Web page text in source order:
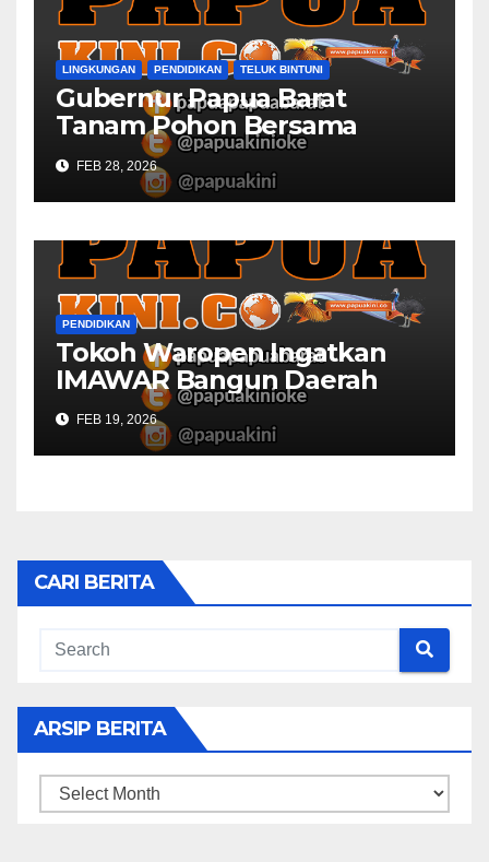
LINGKUNGAN PENDIDIKAN TELUK BINTUNI
Gubernur Papua Barat
Tanam Pohon Bersama
Civitas Academica
Universitas Muhammadiyah
FEB 28, 2026
PENDIDIKAN
Tokoh Waropen Ingatkan
IMAWAR Bangun Daerah
FEB 19, 2026
CARI BERITA
ARSIP BERITA
ARSIP